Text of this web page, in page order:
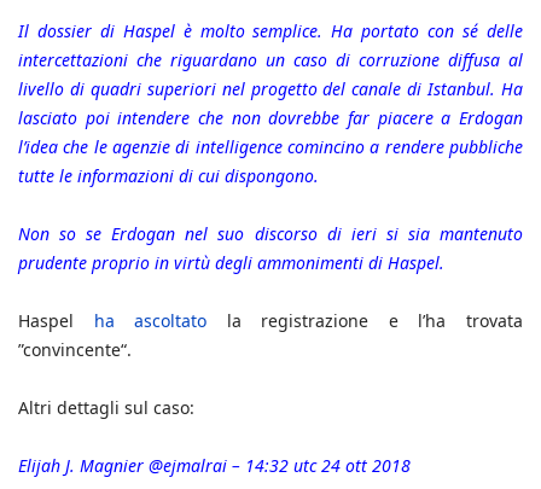
Il dossier di Haspel è molto semplice. Ha portato con sé delle
intercettazioni che riguardano un caso di corruzione diffusa al
livello di quadri superiori nel progetto del canale di Istanbul. Ha
lasciato poi intendere che non dovrebbe far piacere a Erdogan
l’idea che le agenzie di intelligence comincino a rendere pubbliche
tutte le informazioni di cui dispongono.
Non so se Erdogan nel suo discorso di ieri si sia mantenuto
prudente proprio in virtù degli ammonimenti di Haspel.
Haspel ha ascoltato la registrazione e l’ha trovata
”convincente“.
Altri dettagli sul caso:
Elijah J. Magnier @ejmalrai – 14:32 utc 24 ott 2018